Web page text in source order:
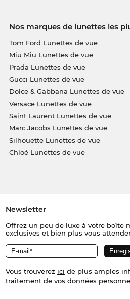
Nos marques de lunettes les
Tom Ford Lunettes de vue
Miu Miu Lunettes de vue
Prada Lunettes de vue
Gucci Lunettes de vue
Dolce & Gabbana Lunettes de vue
Versace Lunettes de vue
Saint Laurent Lunettes de vue
Marc Jacobs Lunettes de vue
Silhouette Lunettes de vue
Chloé Lunettes de vue
Newsletter
Offrez un peu de luxe à votre boîte
exclusives et bien plus vous
Vous trouverez ici de plus amples
traitement de vos données